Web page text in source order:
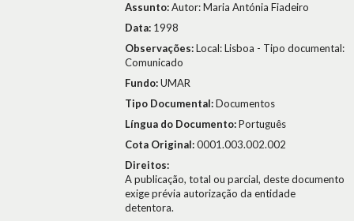
Assunto:Autor: Maria Antónia Fiadeiro
Data: 1998
Observações:Local: Lisboa - Tipo documental:
Comunicado
Fundo:UMAR
Tipo Documental:Documentos
Língua do Documento:Português
Cota Original:0001.003.002.002
Direitos:
A publicação, total ou parcial, deste documento
exige prévia autorização da entidade
detentora.